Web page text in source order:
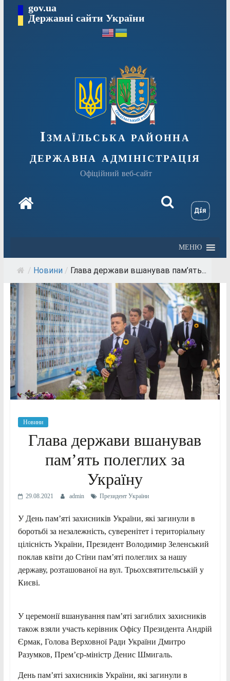
вмісту
gov.ua
Державні сайти України
Ізмаїльська районна
державна адміністрація
Офіційний веб-сайт
МЕНЮ
/ Новини / Глава держави вшанував пам’ять...
Новини
Глава держави вшанував
пам’ять полеглих за
Україну
29.08.2021 admin Президент України
У День пам’яті захисників України, які загинули в
боротьбі за незалежність, суверенітет і територіальну
цілісність України, Президент Володимир Зеленський
поклав квіти до Стіни пам’яті полеглих за нашу
державу, розташованої на вул. Трьохсвятительській у
Києві.
У церемонії вшанування пам’яті загиблих захисників
також взяли участь керівник Офісу Президента Андрій
Єрмак, Голова Верховної Ради України Дмитро
Разумков, Прем’єр-міністр Денис Шмигаль.
День пам’яті захисників України, які загинули в